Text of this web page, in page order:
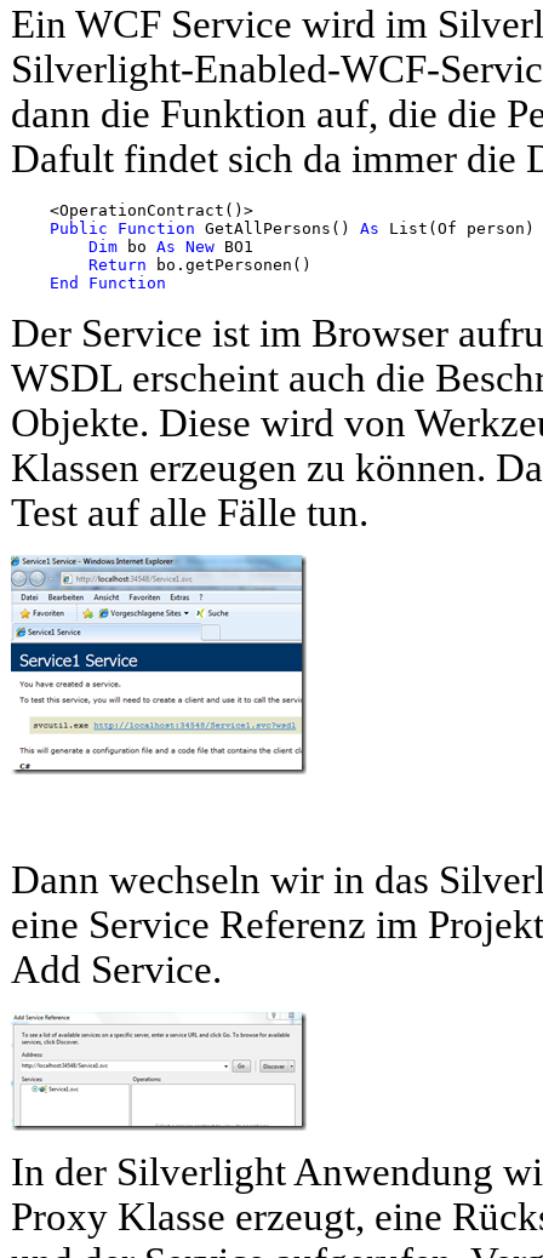
Ein WCF Service wird im
Silverlight-Enabled-WCF-
dann die Funktion auf, die die
Dafult findet sich da immer die
    <OperationContract()>
Public
Function GetAllPersons() As List(Of person)
Dim bo As New BO1
Return bo.getPersonen()
End
Function
Der Service ist im Browser
WSDL erscheint auch die
Objekte. Diese wird von
Klassen erzeugen zu können.
Test auf alle Fälle tun.
Dann wechseln wir in das
eine Service Referenz im
Add Service.
In der Silverlight Anwendung
Proxy Klasse erzeugt, eine